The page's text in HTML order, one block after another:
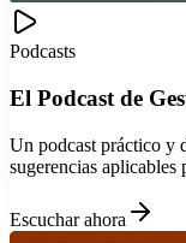
Podcasts
El Podcast de
Un podcast práctico y
sugerencias aplicables
Escuchar ahora